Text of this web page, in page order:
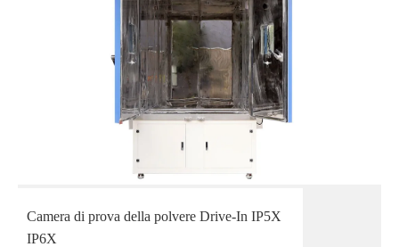
Camera di prova della polvere Drive-In IP5X
IP6X